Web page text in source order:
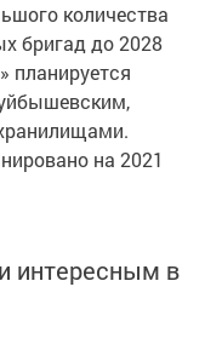
количества
бригад до 2028
планируется
на 2021
интересным в